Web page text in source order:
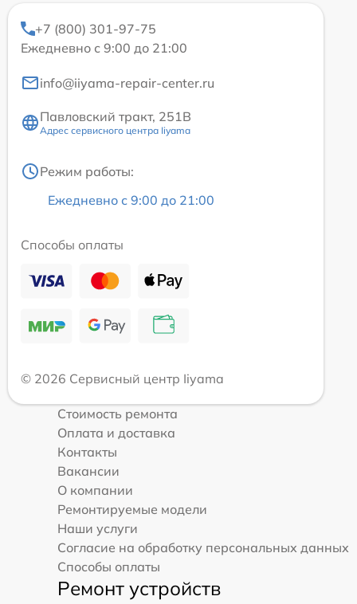
+7 (800) 301-97-75
Ежедневно с 9:00 до 21:00
info@iiyama-repair-center.ru
Павловский тракт, 251В
Адрес сервисного центра Iiyama
Режим работы:
Ежедневно с 9:00 до 21:00
Способы оплаты
© 2026 Сервисный центр Iiyama
Стоимость ремонта
Оплата и доставка
Контакты
Вакансии
О компании
Ремонтируемые модели
Наши услуги
Согласие на обработку персональных данных
Способы оплаты
Ремонт устройств